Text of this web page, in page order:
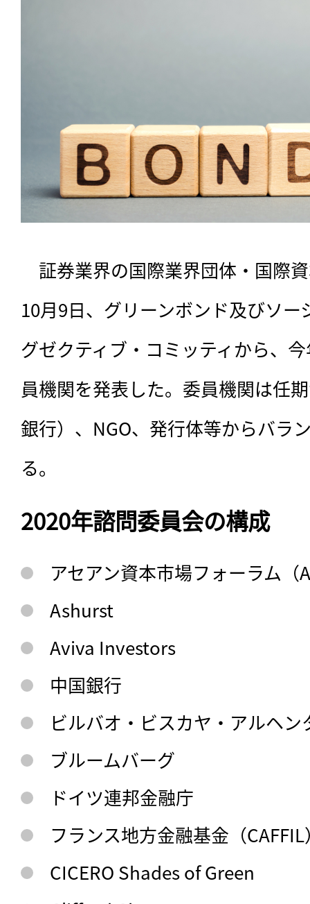
証券業界の国際業界団体・国際
10月9日、グリーンボンド及びソ
グゼクティブ・コミッティから、
員機関を発表した。委員機関は任
銀行）、NGO、発行体等からバラ
る。
2020年諮問委員会の構成
アセアン資本市場フォーラム（
Ashurst
Aviva Investors
中国銀行
ビルバオ・ビスカヤ・アルヘン
ブルームバーグ
ドイツ連邦金融庁
フランス地方金融基金（CAFFIL
CICERO Shades of Green